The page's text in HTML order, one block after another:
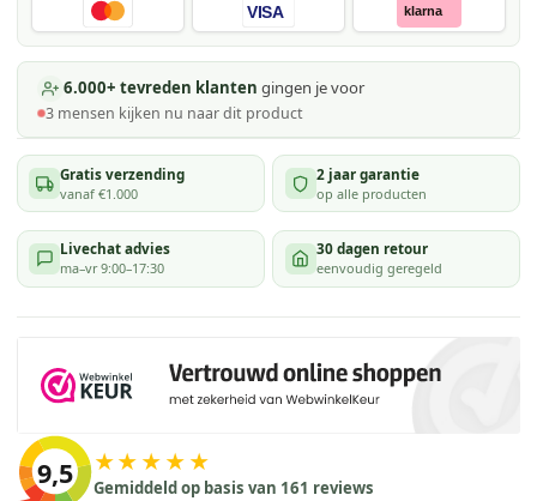
VISA klarna
6.000+ tevreden klanten gingen je voor
3 mensen kijken nu naar dit product
Gratis verzending
vanaf €1.000
2 jaar garantie
op alle producten
Livechat advies
ma–vr 9:00–17:30
30 dagen retour
eenvoudig geregeld
9,5 ★★★★★
Gemiddeld op basis van 161 reviews